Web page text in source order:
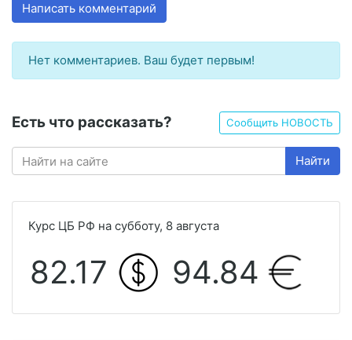
Написать комментарий
Нет комментариев. Ваш будет первым!
Есть что рассказать? Сообщить НОВОСТЬ
Найти
Курс ЦБ РФ на субботу, 8 августа
82.17 94.84